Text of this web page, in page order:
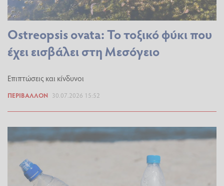
Ostreopsis ovata: Το τοξικό φύκι που
έχει εισβάλει στη Μεσόγειο
Επιπτώσεις και κίνδυνοι
ΠΕΡΙΒΆΛΛΟΝ 30.07.2026 15:52